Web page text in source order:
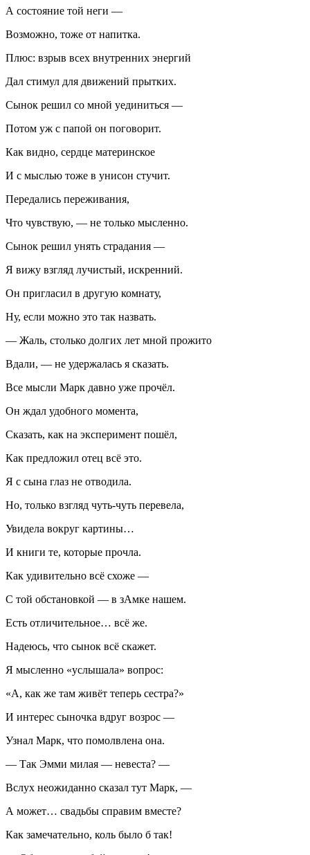
А состояние той неги —
Возможно, тоже от напитка.
Плюс: взрыв всех внутренних энергий
Дал стимул для движений прытких.
Сынок решил со мной уединиться —
Потом уж с папой он поговорит.
Как видно, сердце материнское
И с мыслью тоже в унисон стучит.
Передались переживания,
Что чувствую, — не только мысленно.
Сынок решил унять страдания —
Я вижу взгляд лучистый, искренний.
Он пригласил в другую комнату,
Ну, если можно это так назвать.
— Жаль, столько долгих лет мной прожито
Вдали, — не удержалась я сказать.
Все мысли Марк давно уже прочёл.
Он ждал удобного момента,
Сказать, как на эксперимент пошёл,
Как предложил отец всё это.
Я с сына глаз не отводила.
Но, только взгляд чуть-чуть перевела,
Увидела вокруг картины…
И книги те, которые прочла.
Как удивительно всё схоже —
С той обстановкой — в зАмке нашем.
Есть отличительное… всё же.
Надеюсь, что сынок всё скажет.
Я мысленно «услышала» вопрос:
«А, как же там живёт теперь сестра?»
И интерес сыночка вдруг возрос —
Узнал Марк, что помолвлена она.
— Так Эмми милая — невеста? —
Вслух неожиданно сказал тут Марк, —
А может… свадьбы справим вместе?
Как замечательно, коль было б так!